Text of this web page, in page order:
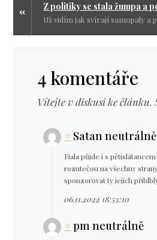
4 komentáře
Vítejte v diskusi ke článku.
# Satan neutrálně
Fiala půjde i s
rozutečou na všechny
sponzorovat ty jejich
06.11.2022 18:53:10
#pm neutrálně